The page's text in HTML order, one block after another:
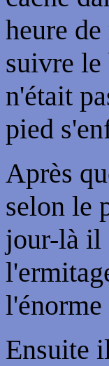
heure
suivre le
n'était
pied
Après
selon le
jour-là il
Ensuite